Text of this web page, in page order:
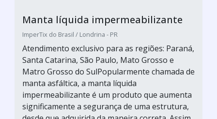
Manta líquida impermeabilizante
ImperTix do Brasil / Londrina - PR
Atendimento exclusivo para as regiões: Paraná,
Santa Catarina, São Paulo, Mato Grosso e
Matro Grosso do SulPopularmente chamada de
manta asfáltica, a manta líquida
impermeabilizante é um produto que aumenta
significamente a segurança de uma estrutura,